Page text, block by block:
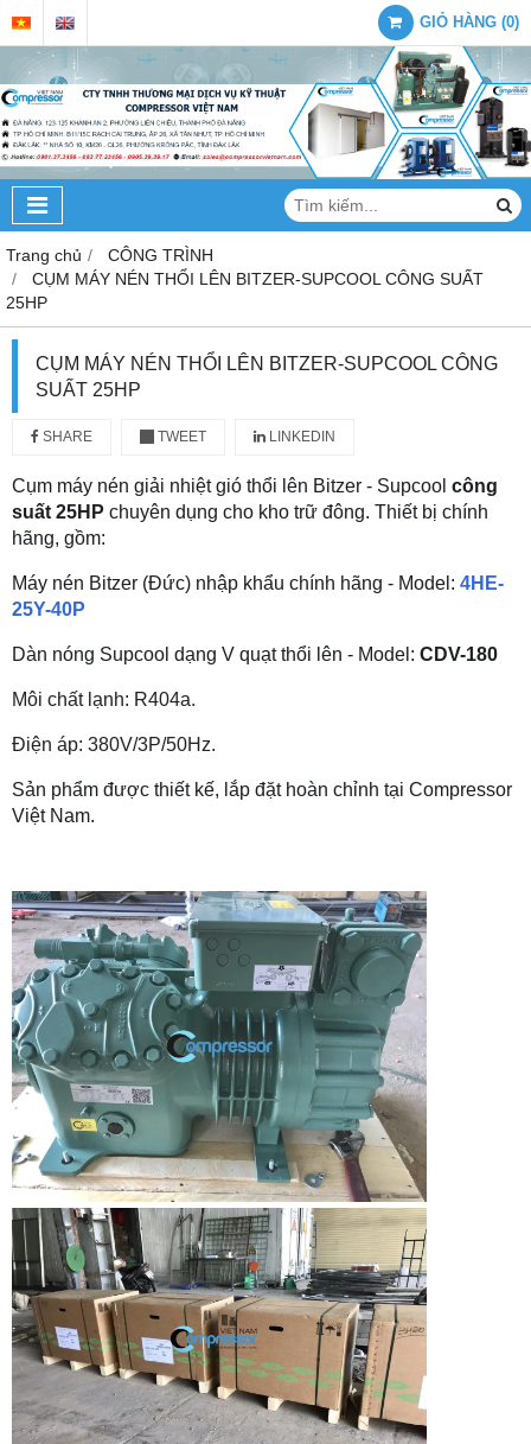
GIỎ HÀNG (0)
Trang chủ
CÔNG TRÌNH
CỤM MÁY NÉN THỔI LÊN BITZER-SUPCOOL CÔNG SUẤT
25HP
CỤM MÁY NÉN THỔI LÊN BITZER-SUPCOOL CÔNG
SUẤT 25HP
SHARE TWEET LINKEDIN
Cụm máy nén giải nhiệt gió thổi lên Bitzer - Supcool công
suất 25HP chuyên dụng cho kho trữ đông. Thiết bị chính
hãng, gồm:
Máy nén Bitzer (Đức) nhập khẩu chính hãng - Model: 4HE-
25Y-40P
Dàn nóng Supcool dạng V quạt thổi lên - Model: CDV-180
Môi chất lạnh: R404a.
Điện áp: 380V/3P/50Hz.
Sản phẩm được thiết kế, l ắp đặt hoàn chỉnh tại Compressor
Việt Nam.